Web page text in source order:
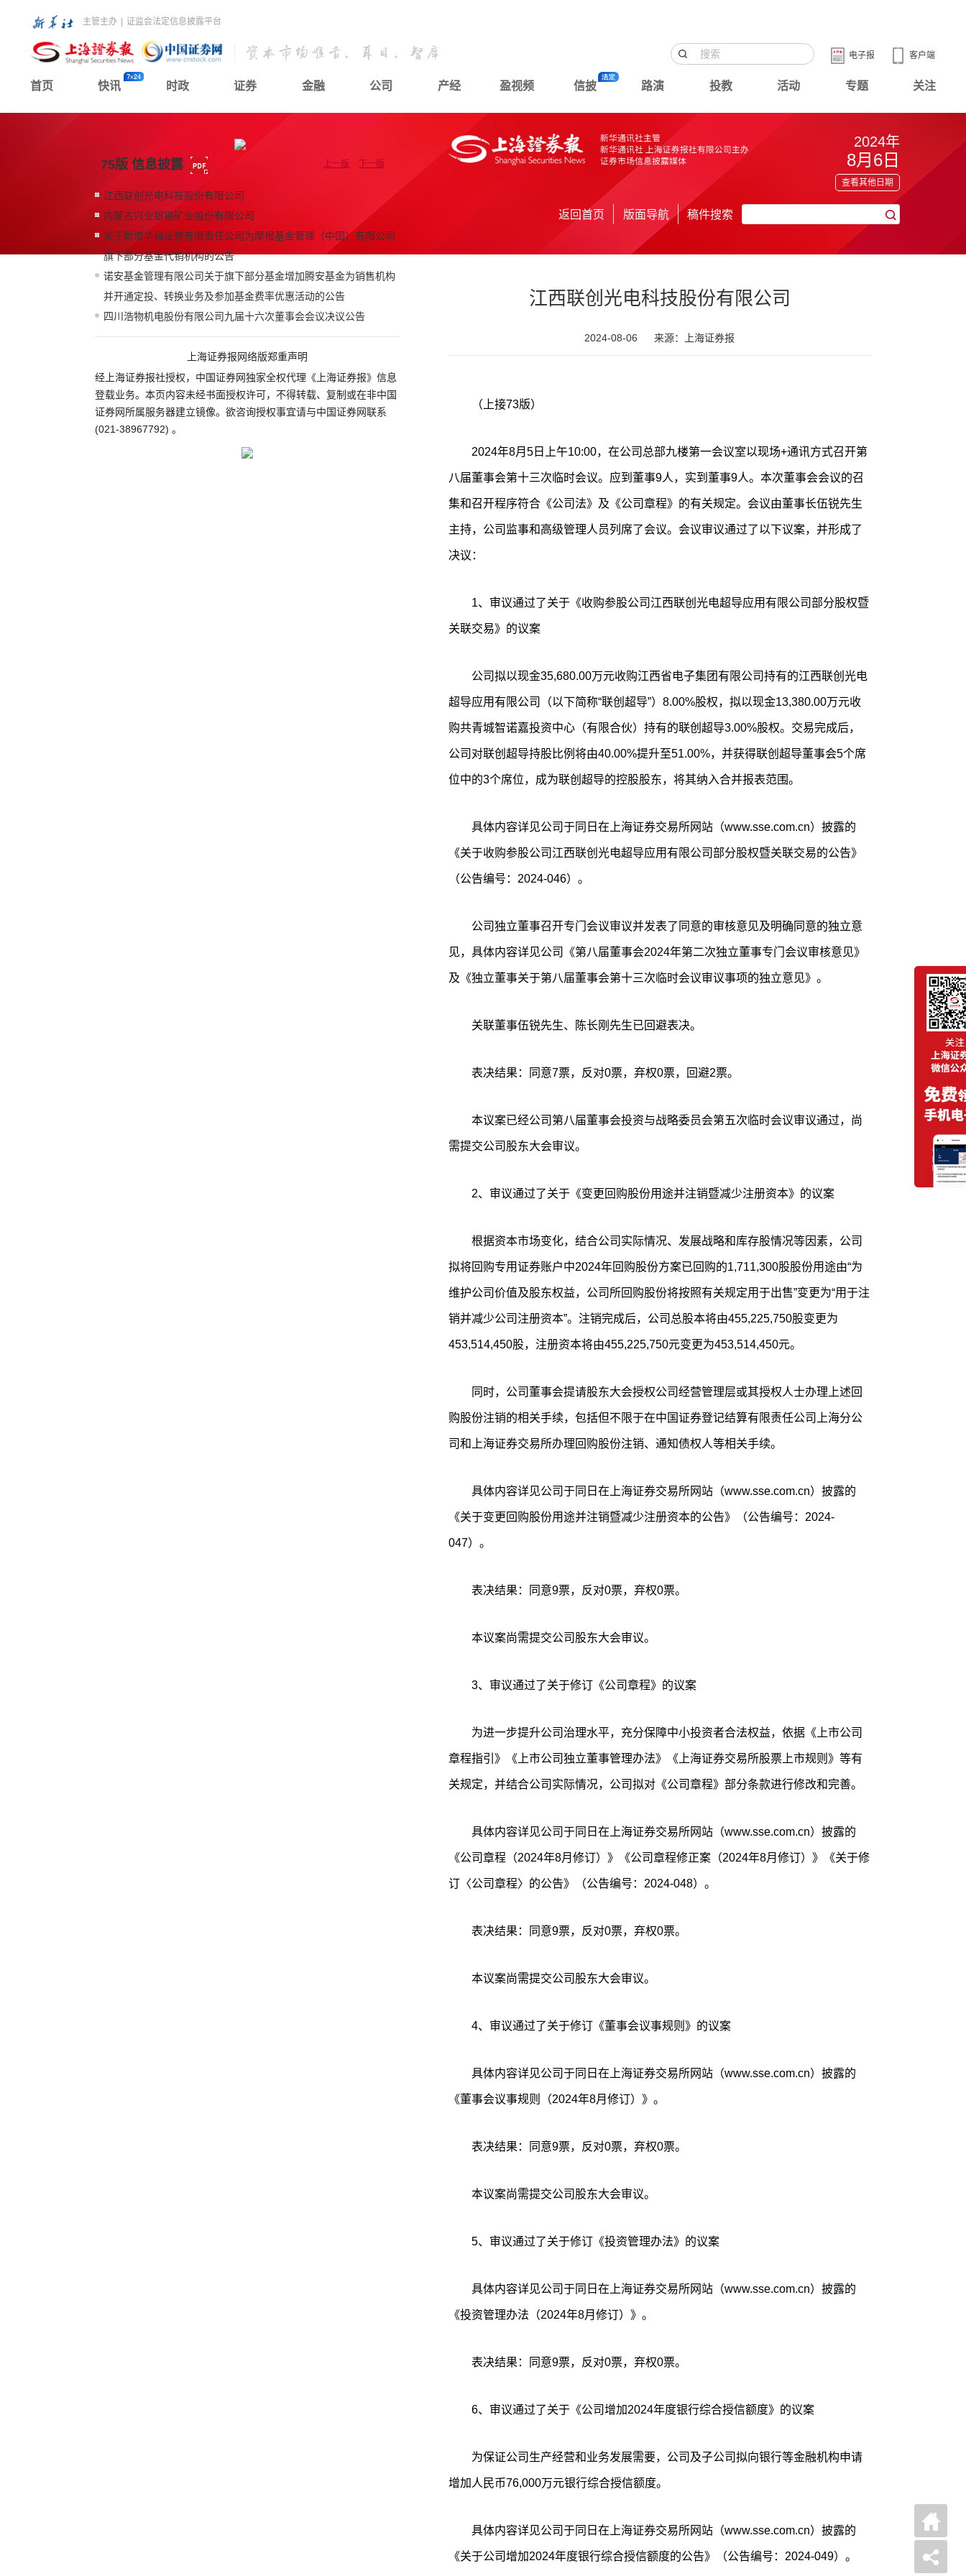
主管主办 证监会法定信息披露平台
客户端
电子报
首页 快讯 时政 证券 金融 公司 产经 盈视频 信披 路演 投教 活动 专题 关注
75版 信息披露 上一版 下一版
江西联创光电科技股份有限公司
内蒙古兴业银锡矿业股份有限公司
关于新增华福证券有限责任公司为摩根基金管理（中国）有限公司
旗下部分基金代销机构的公告
诺安基金管理有限公司关于旗下部分基金增加腾安基金为销售机构
并开通定投、转换业务及参加基金费率优惠活动的公告
四川浩物机电股份有限公司九届十六次董事会会议决议公告
上海证券报网络版郑重声明
经上海证券报社授权，中国证券网独家全权代理《上海证券报》信息
登载业务。本页内容未经书面授权许可，不得转载、复制或在非中国
证券网所属服务器建立镜像。欲咨询授权事宜请与中国证券网联系
(021-38967792) 。
2024年
8月6日
查看其他日期
返回首页 版面导航 稿件搜索
江西联创光电科技股份有限公司
2024-08-06 来源：上海证券报
（上接73版）
2024年8月5日上午10:00，在公司总部九楼第一会议室以现场+通讯方式召开第
八届董事会第十三次临时会议。应到董事9人，实到董事9人。本次董事会会议的召
集和召开程序符合《公司法》及《公司章程》的有关规定。会议由董事长伍锐先生
主持，公司监事和高级管理人员列席了会议。会议审议通过了以下议案，并形成了
决议：
1、审议通过了关于《收购参股公司江西联创光电超导应用有限公司部分股权暨
关联交易》的议案
公司拟以现金35,680.00万元收购江西省电子集团有限公司持有的江西联创光电
超导应用有限公司（以下简称“联创超导”）8.00%股权，拟以现金13,380.00万元收
购共青城智诺嘉投资中心（有限合伙）持有的联创超导3.00%股权。交易完成后，
公司对联创超导持股比例将由40.00%提升至51.00%，并获得联创超导董事会5个席
位中的3个席位，成为联创超导的控股股东，将其纳入合并报表范围。
具体内容详见公司于同日在上海证券交易所网站（www.sse.com.cn）披露的
《关于收购参股公司江西联创光电超导应用有限公司部分股权暨关联交易的公告》
（公告编号：2024-046）。
公司独立董事召开专门会议审议并发表了同意的审核意见及明确同意的独立意
见，具体内容详见公司《第八届董事会2024年第二次独立董事专门会议审核意见》
及《独立董事关于第八届董事会第十三次临时会议审议事项的独立意见》。
关联董事伍锐先生、陈长刚先生已回避表决。
表决结果：同意7票，反对0票，弃权0票，回避2票。
本议案已经公司第八届董事会投资与战略委员会第五次临时会议审议通过，尚
需提交公司股东大会审议。
2、审议通过了关于《变更回购股份用途并注销暨减少注册资本》的议案
根据资本市场变化，结合公司实际情况、发展战略和库存股情况等因素，公司
拟将回购专用证券账户中2024年回购股份方案已回购的1,711,300股股份用途由“为
维护公司价值及股东权益，公司所回购股份将按照有关规定用于出售”变更为“用于注
销并减少公司注册资本”。注销完成后，公司总股本将由455,225,750股变更为
453,514,450股，注册资本将由455,225,750元变更为453,514,450元。
同时，公司董事会提请股东大会授权公司经营管理层或其授权人士办理上述回
购股份注销的相关手续，包括但不限于在中国证券登记结算有限责任公司上海分公
司和上海证券交易所办理回购股份注销、通知债权人等相关手续。
具体内容详见公司于同日在上海证券交易所网站（www.sse.com.cn）披露的
《关于变更回购股份用途并注销暨减少注册资本的公告》（公告编号：2024-
047）。
表决结果：同意9票，反对0票，弃权0票。
本议案尚需提交公司股东大会审议。
3、审议通过了关于修订《公司章程》的议案
为进一步提升公司治理水平，充分保障中小投资者合法权益，依据《上市公司
章程指引》《上市公司独立董事管理办法》《上海证券交易所股票上市规则》等有
关规定，并结合公司实际情况，公司拟对《公司章程》部分条款进行修改和完善。
具体内容详见公司于同日在上海证券交易所网站（www.sse.com.cn）披露的
《公司章程（2024年8月修订）》《公司章程修正案（2024年8月修订）》《关于修
订〈公司章程〉的公告》（公告编号：2024-048）。
表决结果：同意9票，反对0票，弃权0票。
本议案尚需提交公司股东大会审议。
4、审议通过了关于修订《董事会议事规则》的议案
具体内容详见公司于同日在上海证券交易所网站（www.sse.com.cn）披露的
《董事会议事规则（2024年8月修订）》。
表决结果：同意9票，反对0票，弃权0票。
本议案尚需提交公司股东大会审议。
5、审议通过了关于修订《投资管理办法》的议案
具体内容详见公司于同日在上海证券交易所网站（www.sse.com.cn）披露的
《投资管理办法（2024年8月修订）》。
表决结果：同意9票，反对0票，弃权0票。
6、审议通过了关于《公司增加2024年度银行综合授信额度》的议案
为保证公司生产经营和业务发展需要，公司及子公司拟向银行等金融机构申请
增加人民币76,000万元银行综合授信额度。
具体内容详见公司于同日在上海证券交易所网站（www.sse.com.cn）披露的
《关于公司增加2024年度银行综合授信额度的公告》（公告编号：2024-049）。